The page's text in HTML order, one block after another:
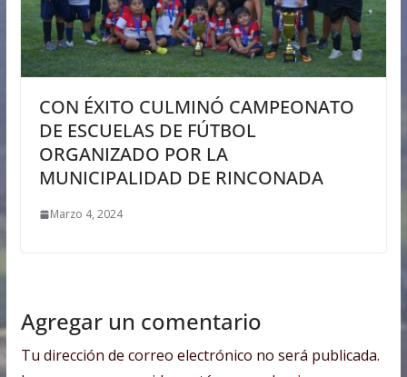
CON ÉXITO CULMINÓ CAMPEONATO
DE ESCUELAS DE FÚTBOL
ORGANIZADO POR LA
MUNICIPALIDAD DE RINCONADA
Marzo 4, 2024
Agregar un comentario
Tu dirección de correo electrónico no será publicada.